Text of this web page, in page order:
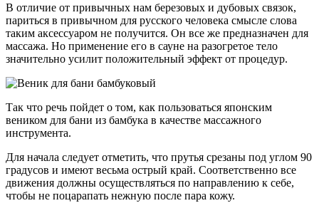
В отличие от привычных нам березовых и дубовых связок,
париться в привычном для русского человека смысле слова
таким аксессуаром не получится. Он все же предназначен для
массажа. Но применение его в сауне на разогретое тело
значительно усилит положительный эффект от процедур.
Так что речь пойдет о том, как пользоваться японским
веником для бани из бамбука в качестве массажного
инструмента.
Для начала следует отметить, что прутья срезаны под углом 90
градусов и имеют весьма острый край. Соответственно все
движения должны осуществляться по направлению к себе,
чтобы не поцарапать нежную после пара кожу.